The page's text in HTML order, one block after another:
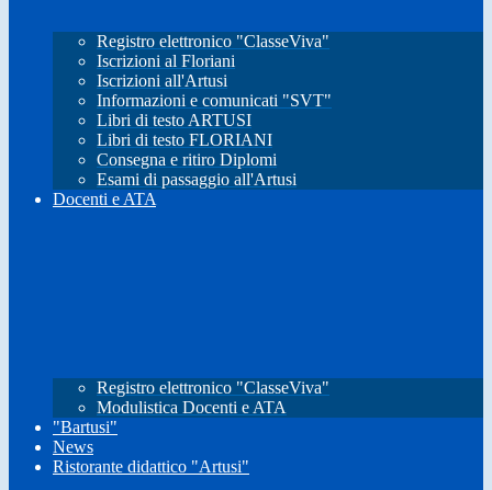
Registro elettronico "ClasseViva"
Iscrizioni al Floriani
Iscrizioni all'Artusi
Informazioni e comunicati "SVT"
Libri di testo ARTUSI
Libri di testo FLORIANI
Consegna e ritiro Diplomi
Esami di passaggio all'Artusi
Docenti e ATA
Registro elettronico "ClasseViva"
Modulistica Docenti e ATA
"Bartusi"
News
Ristorante didattico "Artusi"